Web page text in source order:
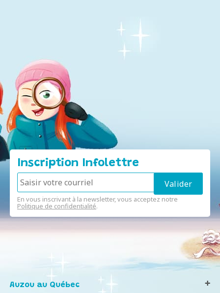
Inscription Infolettre
En vous inscrivant à la newsletter, vous acceptez notre
Politique de confidentialité.
Auzou au Québec